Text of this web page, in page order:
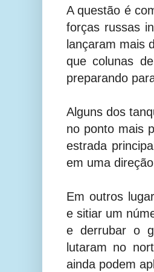
A questão é
forças russas
lançaram mais
que colunas
preparando
Alguns dos
no ponto mais
estrada
em uma
Em outros
e sitiar um
e derrubar o
lutaram no
ainda podem